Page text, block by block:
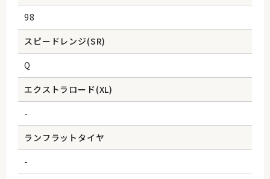
98
スピードレンジ(SR)
Q
エクストラロード(XL)
-
ランフラットタイヤ
-